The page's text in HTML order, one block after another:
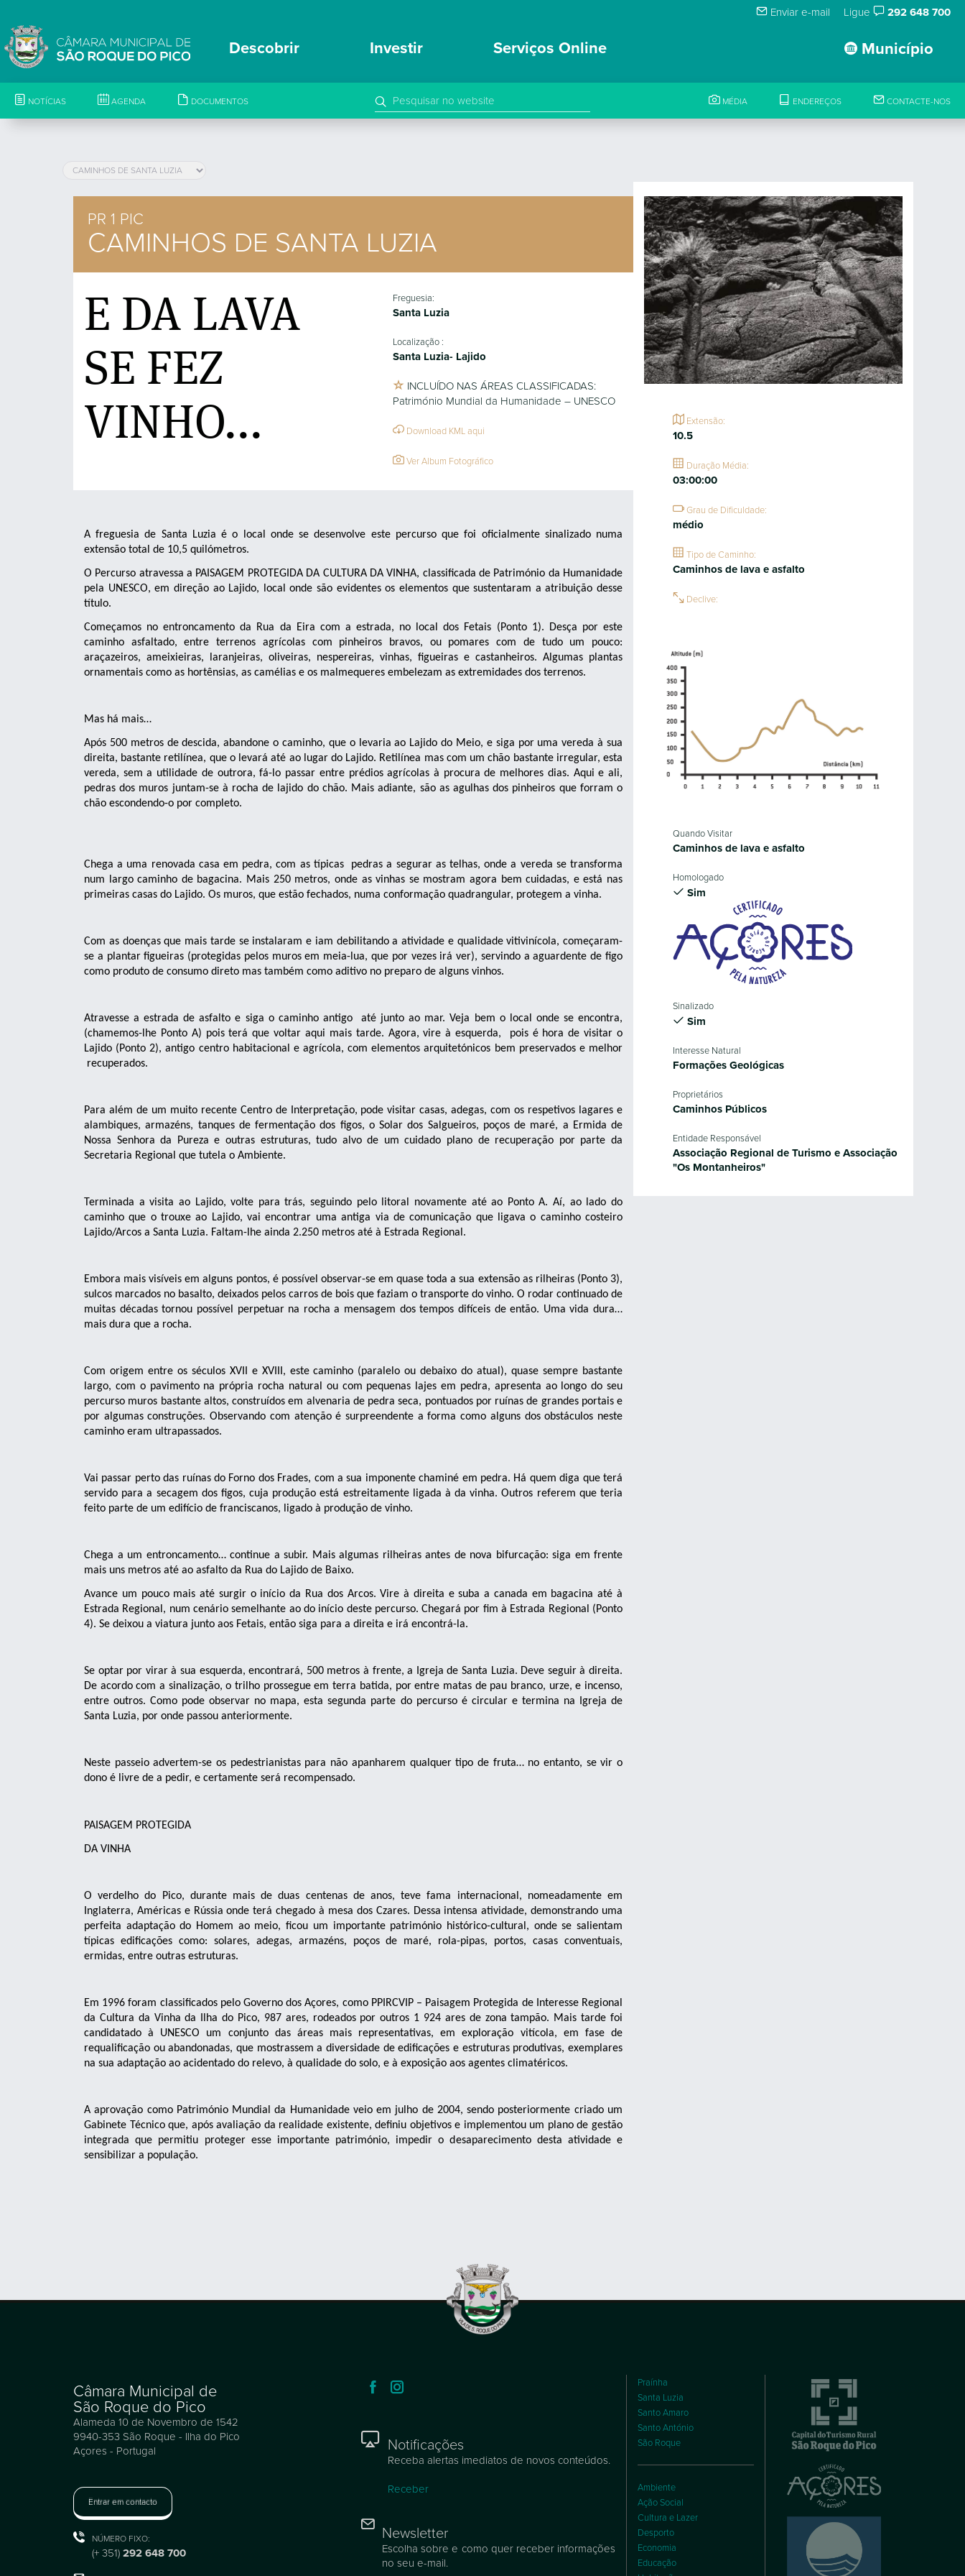
Enviar e-mail Ligue 292 648 700
Município
Descobrir Investir Serviços Online
NOTÍCIAS AGENDA DOCUMENTOS MÉDIA ENDEREÇOS CONTACTE-NOS
PR 1 PIC
CAMINHOS DE SANTA LUZIA
E DA LAVA
SE FEZ
VINHO...
Freguesia:
Santa Luzia
Localização :
Santa Luzia- Lajido
INCLUÍDO NAS ÁREAS CLASSIFICADAS:
Património Mundial da Humanidade – UNESCO
Download KML aqui
Ver Album Fotográfico
A freguesia de Santa Luzia é o local onde se desenvolve este percurso que foi oficialmente sinalizado numa
extensão total de 10,5 quilómetros.
O Percurso atravessa a PAISAGEM PROTEGIDA DA CULTURA DA VINHA, classificada de Património da Humanidade
pela UNESCO, em direção ao Lajido, local onde são evidentes os elementos que sustentaram a atribuição desse
título.
Começamos no entroncamento da Rua da Eira com a estrada, no local dos Fetais (Ponto 1). Desça por este
caminho asfaltado, entre terrenos agrícolas com pinheiros bravos, ou pomares com de tudo um pouco:
araçazeiros, ameixieiras, laranjeiras, oliveiras, nespereiras, vinhas, figueiras e castanheiros. Algumas plantas
ornamentais como as hortênsias, as camélias e os malmequeres embelezam as extremidades dos terrenos.
Mas há mais…
Após 500 metros de descida, abandone o caminho, que o levaria ao Lajido do Meio, e siga por uma vereda à sua
direita, bastante retilínea, que o levará até ao lugar do Lajido. Retilínea mas com um chão bastante irregular, esta
vereda, sem a utilidade de outrora, fá-lo passar entre prédios agrícolas à procura de melhores dias. Aqui e ali,
pedras dos muros juntam-se à rocha de lajido do chão. Mais adiante, são as agulhas dos pinheiros que forram o
chão escondendo-o por completo.
Chega a uma renovada casa em pedra, com as típicas pedras a segurar as telhas, onde a vereda se transforma
num largo caminho de bagacina. Mais 250 metros, onde as vinhas se mostram agora bem cuidadas, e está nas
primeiras casas do Lajido. Os muros, que estão fechados, numa conformação quadrangular, protegem a vinha.
Com as doenças que mais tarde se instalaram e iam debilitando a atividade e qualidade vitivinícola, começaram-
se a plantar figueiras (protegidas pelos muros em meia-lua, que por vezes irá ver), servindo a aguardente de figo
como produto de consumo direto mas também como aditivo no preparo de alguns vinhos.
Atravesse a estrada de asfalto e siga o caminho antigo até junto ao mar. Veja bem o local onde se encontra,
(chamemos-lhe Ponto A) pois terá que voltar aqui mais tarde. Agora, vire à esquerda, pois é hora de visitar o
Lajido (Ponto 2), antigo centro habitacional e agrícola, com elementos arquitetónicos bem preservados e melhor
recuperados.
Para além de um muito recente Centro de Interpretação, pode visitar casas, adegas, com os respetivos lagares e
alambiques, armazéns, tanques de fermentação dos figos, o Solar dos Salgueiros, poços de maré, a Ermida de
Nossa Senhora da Pureza e outras estruturas, tudo alvo de um cuidado plano de recuperação por parte da
Secretaria Regional que tutela o Ambiente.
Terminada a visita ao Lajido, volte para trás, seguindo pelo litoral novamente até ao Ponto A. Aí, ao lado do
caminho que o trouxe ao Lajido, vai encontrar uma antiga via de comunicação que ligava o caminho costeiro
Lajido/Arcos a Santa Luzia. Faltam-lhe ainda 2.250 metros até à Estrada Regional.
Embora mais visíveis em alguns pontos, é possível observar-se em quase toda a sua extensão as rilheiras (Ponto 3),
sulcos marcados no basalto, deixados pelos carros de bois que faziam o transporte do vinho. O rodar continuado de
muitas décadas tornou possível perpetuar na rocha a mensagem dos tempos difíceis de então. Uma vida dura…
mais dura que a rocha.
Com origem entre os séculos XVII e XVIII, este caminho (paralelo ou debaixo do atual), quase sempre bastante
largo, com o pavimento na própria rocha natural ou com pequenas lajes em pedra, apresenta ao longo do seu
percurso muros bastante altos, construídos em alvenaria de pedra seca, pontuados por ruínas de grandes portais e
por algumas construções. Observando com atenção é surpreendente a forma como alguns dos obstáculos neste
caminho eram ultrapassados.
Vai passar perto das ruínas do Forno dos Frades, com a sua imponente chaminé em pedra. Há quem diga que terá
servido para a secagem dos figos, cuja produção está estreitamente ligada à da vinha. Outros referem que teria
feito parte de um edifício de franciscanos, ligado à produção de vinho.
Chega a um entroncamento… continue a subir. Mais algumas rilheiras antes de nova bifurcação: siga em frente
mais uns metros até ao asfalto da Rua do Lajido de Baixo.
Avance um pouco mais até surgir o início da Rua dos Arcos. Vire à direita e suba a canada em bagacina até à
Estrada Regional, num cenário semelhante ao do início deste percurso. Chegará por fim à Estrada Regional (Ponto
4). Se deixou a viatura junto aos Fetais, então siga para a direita e irá encontrá-la.
Se optar por virar à sua esquerda, encontrará, 500 metros à frente, a Igreja de Santa Luzia. Deve seguir à direita.
De acordo com a sinalização, o trilho prossegue em terra batida, por entre matas de pau branco, urze, e incenso,
entre outros. Como pode observar no mapa, esta segunda parte do percurso é circular e termina na Igreja de
Santa Luzia, por onde passou anteriormente.
Neste passeio advertem-se os pedestrianistas para não apanharem qualquer tipo de fruta… no entanto, se vir o
dono é livre de a pedir, e certamente será recompensado.
PAISAGEM PROTEGIDA
DA VINHA
O verdelho do Pico, durante mais de duas centenas de anos, teve fama internacional, nomeadamente em
Inglaterra, Américas e Rússia onde terá chegado à mesa dos Czares. Dessa intensa atividade, demonstrando uma
perfeita adaptação do Homem ao meio, ficou um importante património histórico-cultural, onde se salientam
típicas edificações como: solares, adegas, armazéns, poços de maré, rola-pipas, portos, casas conventuais,
ermidas, entre outras estruturas.
Em 1996 foram classificados pelo Governo dos Açores, como PPIRCVIP – Paisagem Protegida de Interesse Regional
da Cultura da Vinha da Ilha do Pico, 987 ares, rodeados por outros 1 924 ares de zona tampão. Mais tarde foi
candidatado à UNESCO um conjunto das áreas mais representativas, em exploração vitícola, em fase de
requalificação ou abandonadas, que mostrassem a diversidade de edificações e estruturas produtivas, exemplares
na sua adaptação ao acidentado do relevo, à qualidade do solo, e à exposição aos agentes climatéricos.
A aprovação como Património Mundial da Humanidade veio em julho de 2004, sendo posteriormente criado um
Gabinete Técnico que, após avaliação da realidade existente, definiu objetivos e implementou um plano de gestão
integrada que permitiu proteger esse importante património, impedir o desaparecimento desta atividade e
sensibilizar a população.
Extensão:
10.5
Duração Média:
03:00:00
Grau de Dificuldade:
médio
Tipo de Caminho:
Caminhos de lava e asfalto
Declive:
Quando Visitar
Caminhos de lava e asfalto
Homologado
Sim
Sinalizado
Sim
Interesse Natural
Formações Geológicas
Proprietários
Caminhos Públicos
Entidade Responsável
Associação Regional de Turismo e Associação
"Os Montanheiros"
Câmara Municipal de
São Roque do Pico
Alameda 10 de Novembro de 1542
9940-353 São Roque - Ilha do Pico
Açores - Portugal
Entrar em contacto
NÚMERO FIXO:
(+ 351) 292 648 700
Notificações
Receba alertas imediatos de novos conteúdos.
Receber
Newsletter
Escolha sobre e como quer receber informações
no seu e-mail.
Praínha
Santa Luzia
Santo Amaro
Santo António
São Roque
Ambiente
Ação Social
Cultura e Lazer
Desporto
Economia
Educação